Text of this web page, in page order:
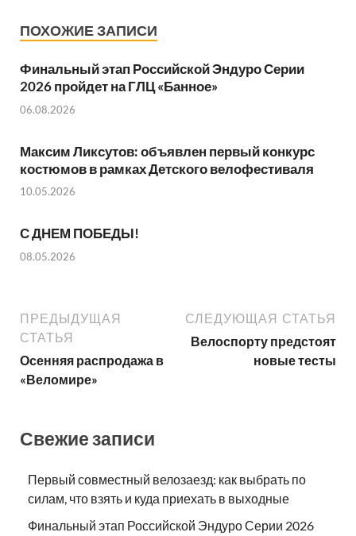
ПОХОЖИЕ ЗАПИСИ
Финальный этап Российской Эндуро Серии
2026 пройдет на ГЛЦ «Банное»
06.08.2026
Максим Ликсутов: объявлен первый конкурс
костюмов в рамках Детского велофестиваля
10.05.2026
С ДНЕМ ПОБЕДЫ!
08.05.2026
ПРЕДЫДУЩАЯ
СТАТЬЯ
Осенняя распродажа в
«Веломире»
СЛЕДУЮЩАЯ СТАТЬЯ
Велоспорту предстоят
новые тесты
Свежие записи
Первый совместный велозаезд: как выбрать по
силам, что взять и куда приехать в выходные
Финальный этап Российской Эндуро Серии 2026